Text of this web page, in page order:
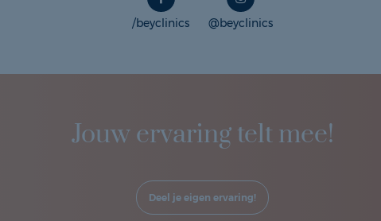
/beyclinics @beyclinics
Jouw ervaring telt mee!
Deel je eigen ervaring!